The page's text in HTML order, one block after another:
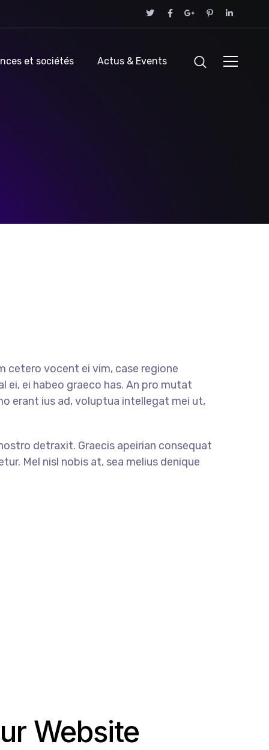
et sociétés Actus & Events
cetero vocent ei vim, case regione
ei habeo graeco has. An pro mutat
erant ius ad, voluptua intellegat mei ut,
detraxit. Graecis apeirian consequat
Mel nisl nobis at, sea melius denique
Website